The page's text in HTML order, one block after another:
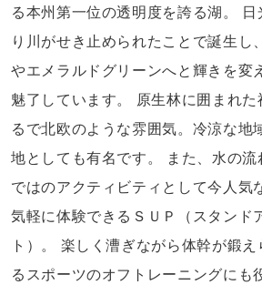
る本州第一位の透明度を誇る湖。
り川がせき止められたことで誕生し
やエメラルドグリーンへと輝きを変
魅了しています。 原生林に囲まれた
るで北欧のような雰囲気。冷涼な地
地としても有名です。 また、水の
ではのアクティビティとして今人気
気軽に体験できるＳＵＰ（スタンド
ト）。 楽しく漕ぎながら体幹が鍛
るスポーツのオフトレーニングにも